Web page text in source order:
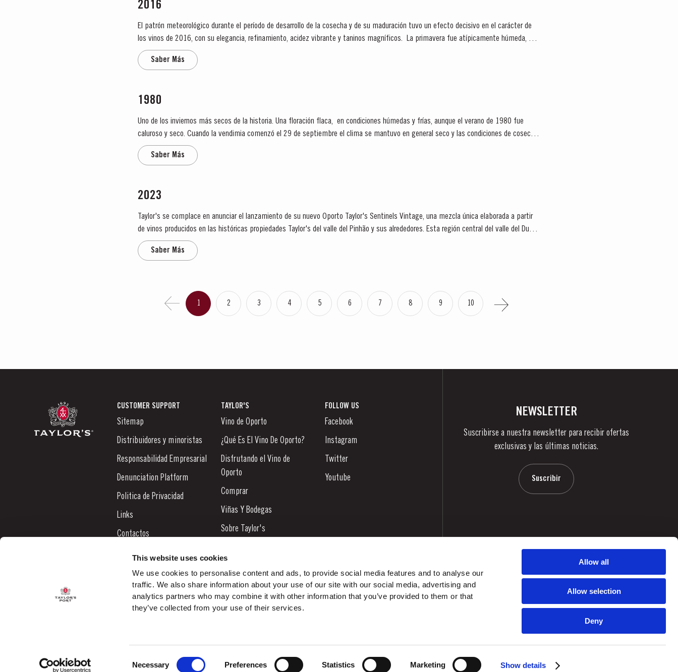
This website uses cookies
We use cookies to personalise content and ads, to provide social media features and to analyse our
traffic. We also share information about your use of our site with our social media, advertising and
analytics partners who may combine it with other information that you’ve provided to them or that
they’ve collected from your use of their services.
Necessary Preferences Statistics Marketing Show details
Allow all
Allow selection
Deny
2016
El patrón meteorológico durante el período de desarrollo de la cosecha y de su maduración tuvo un efecto decisivo en el carácter de
los vinos de 2016, con su elegancia, refinamiento, acidez vibrante y taninos magníficos. La primavera fue atípicamente húmeda, con
fuertes lluvias y...
Saber Más
1980
Uno de los inviernos más secos de la historia. Una floración flaca, en condiciones húmedas y frías, aunque el verano de 1980 fue
caluroso y seco. Cuando la vendimia comenzó el 29 de septiembre el clima se mantuvo en general seco y las condiciones de cosecha
fueron excelentes durante toda la temporada de...
Saber Más
2023
Taylor's se complace en anunciar el lanzamiento de su nuevo Oporto Taylor's Sentinels Vintage, una mezcla única elaborada a partir
de vinos producidos en las históricas propiedades Taylor's del valle del Pinhão y sus alrededores. Esta región central del valle del Duero
es una de las zonas de mayor...
Saber Más
1 2 3 4 5 6 7 8 9 10
CUSTOMER SUPPORT
Sitemap
Distribuidores y minoristas
Responsabilidad Empresarial
Denunciation Platform
Politica de Privacidad
Links
Contactos
TAYLOR'S
Vino de Oporto
¿Qué Es El Vino De Oporto?
Disfrutando el Vino de
Oporto
Comprar
Viñas Y Bodegas
Sobre Taylor's
Contactos
FOLLOW US
Facebook
Instagram
Twitter
Youtube
NEWSLETTER
Suscribirse a nuestra newsletter para recibir ofertas
exclusivas y las últimas noticias.
Suscribir
© 2026 Taylor's Port ALL RIGHTS RESERVED. by webcomum